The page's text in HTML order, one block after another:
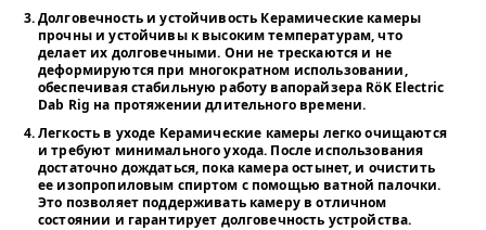
Долговечность и устойчивость Керамические камеры
прочны и устойчивы к высоким температурам, что
делает их долговечными. Они не трескаются и не
деформируются при многократном использовании,
обеспечивая стабильную работу вапорайзера RöK Electric
Dab Rig на протяжении длительного времени.
Легкость в уходе Керамические камеры легко очищаются
и требуют минимального ухода. После использования
достаточно дождаться, пока камера остынет, и очистить
ее изопропиловым спиртом с помощью ватной палочки.
Это позволяет поддерживать камеру в отличном
состоянии и гарантирует долговечность устройства.